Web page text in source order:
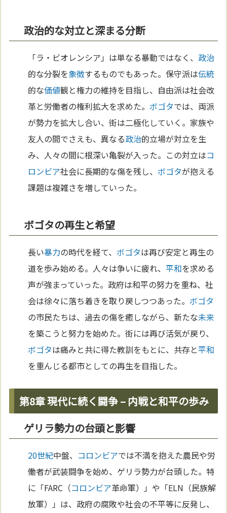
政治的な対立と深まる分断
「ラ・ビオレンシア」は単なる暴動ではなく、 政治
的な分裂を象徴するものでもあった。保守派は伝統
的な価値観と権力の維持を目指し、自由派は社会改
革と労働者の権利拡大を求めた。 ボゴタでは、両派
が勢力を拡大し合い、街は二極化していく。家族や
友人の間でさえも、異なる政治的立場が対立を生
み、人々の間に根深い亀裂が入った。この対立はコ
ロンビア社会に長期的な傷を残し、 ボゴタが抱える
課題は複雑さを増していった。
ボゴタの再生と希望
長い暴力の時代を経て、 ボゴタは再び安定と再生の
道を歩み始める。人々は争いに疲れ、平和を求める
声が強まっていった。政府は和平の努力を重ね、社
会は徐々に落ち着きを取り戻しつつあった。 ボゴタ
の市民たちは、過去の傷を癒しながら、新たな未来
を築こうと努力を始めた。街には再び活気が戻り、
ボゴタは痛みと共に得た教訓をもとに、共存と平和
を重んじる都市としての再生を目指した。
第8章 現代に続く闘争 – 内戦と和平の歩み
ゲリラ勢力の台頭と影響
20世紀中盤、 コロンビアでは不満を抱えた農民や労
働者が武装闘争を始め、ゲリラ勢力が台頭した。特
に「FARC（コロンビア革命軍）」や「ELN（民族解
放軍）」は、政府の腐敗や社会の不平等に反発し、